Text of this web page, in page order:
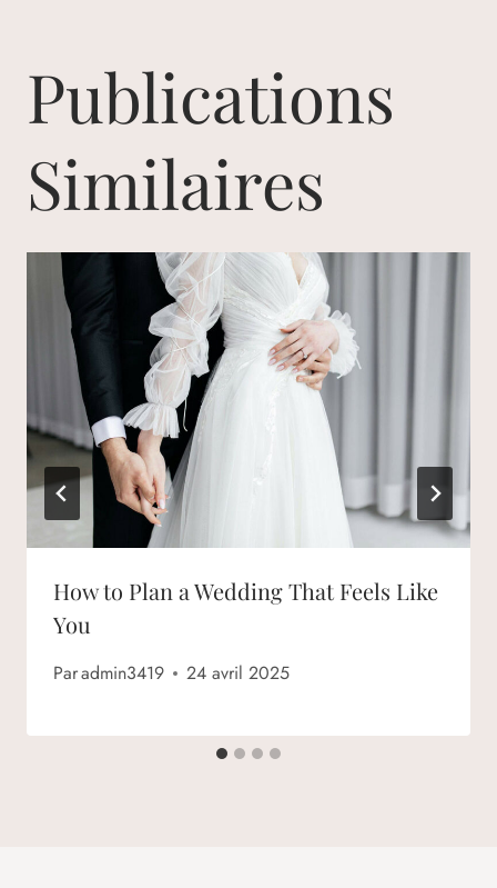
Publications
Similaires
How to Plan a Wedding That Feels Like
You
Paradmin3419 24 avril 2025